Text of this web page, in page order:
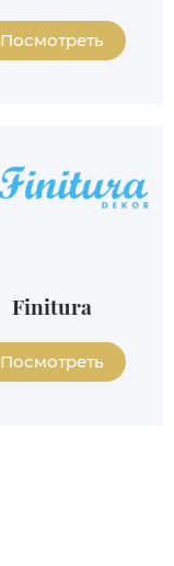
Посмотреть
Finitura
Посмотреть